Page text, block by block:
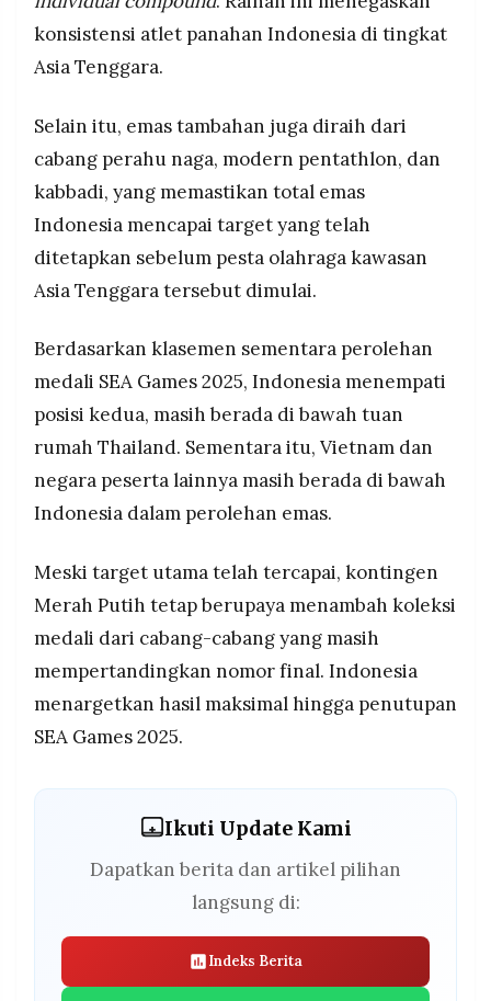
konsistensi atlet panahan Indonesia di tingkat
Asia Tenggara.
Selain itu, emas tambahan juga diraih dari
cabang perahu naga, modern pentathlon, dan
kabbadi, yang memastikan total emas
Indonesia mencapai target yang telah
ditetapkan sebelum pesta olahraga kawasan
Asia Tenggara tersebut dimulai.
Berdasarkan klasemen sementara perolehan
medali SEA Games 2025, Indonesia menempati
posisi kedua, masih berada di bawah tuan
rumah Thailand. Sementara itu, Vietnam dan
negara peserta lainnya masih berada di bawah
Indonesia dalam perolehan emas.
Meski target utama telah tercapai, kontingen
Merah Putih tetap berupaya menambah koleksi
medali dari cabang-cabang yang masih
mempertandingkan nomor final. Indonesia
menargetkan hasil maksimal hingga penutupan
SEA Games 2025.
Ikuti Update Kami
Dapatkan berita dan artikel pilihan
langsung di:
Indeks Berita